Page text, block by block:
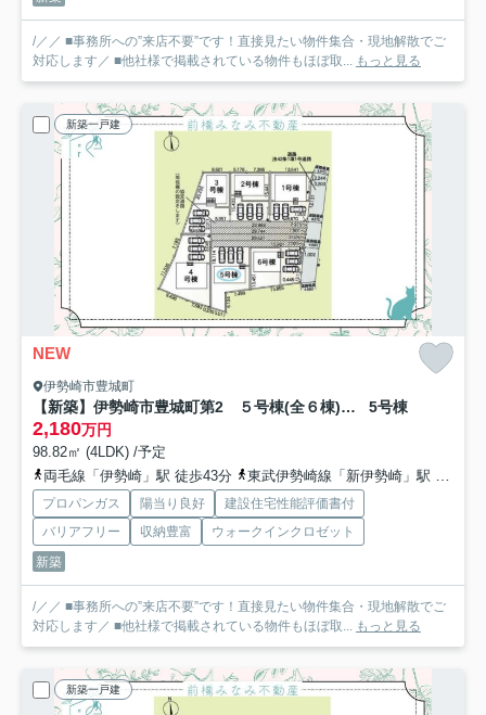
/／／ ■事務所への”来店不要”です！直接見たい物件集合・現地解散でご
対応します／ ■他社様で掲載されている物件もほぼ取... もっと見る
新築一戸建
NEW
伊勢崎市豊城町
【新築】伊勢崎市豊城町第2 ５号棟(全６棟) クレイドルガーデン 新築建売分譲 5号棟
2,180万円
98.82㎡ (4LDK) /予定
両毛線「伊勢崎」駅 徒歩43分
東武伊勢崎線「新伊勢崎」駅 徒歩43分
プロパンガス 陽当り良好
建設住宅性能評価書付
バリアフリー
収納豊富
ウォークインクロゼット
新築
/／／ ■事務所への”来店不要”です！直接見たい物件集合・現地解散でご
対応します／ ■他社様で掲載されている物件もほぼ取... もっと見る
新築一戸建